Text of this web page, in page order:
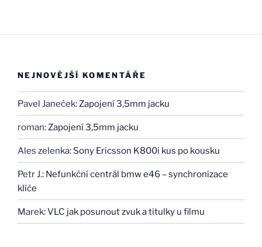
NEJNOVĚJŠÍ KOMENTÁŘE
Pavel Janeček: Zapojení 3,5mm jacku
roman: Zapojení 3,5mm jacku
Ales zelenka: Sony Ericsson K800i kus po kousku
Petr J.: Nefunkční centrál bmw e46 – synchronizace
klíče
Marek:VLC jak posunout zvuk a titulky u filmu